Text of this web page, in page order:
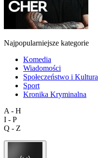
Najpopularniejsze kategorie
Komedia
Wiadomości
Społeczeństwo i Kultura
Sport
Kronika Kryminalna
A - H
I - P
Q - Z